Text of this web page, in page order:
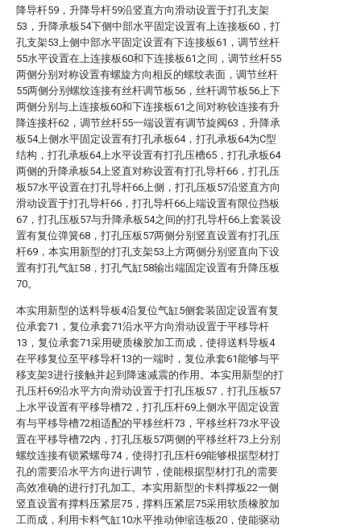
降导杆59，升降导杆59沿竖直方向滑动设置于打孔支架
53，升降承板54下侧中部水平固定设置有上连接板60，打
孔支架53上侧中部水平固定设置有下连接板61，调节丝杆
55水平设置在上连接板60和下连接板61之间，调节丝杆55
两侧分别对称设置有螺旋方向相反的螺纹表面，调节丝杆
55两侧分别螺纹连接有丝杆调节板56，丝杆调节板56上下
两侧分别与上连接板60和下连接板61之间对称铰连接有升
降连接杆62，调节丝杆55一端设置有调节旋阀63，升降承
板54上侧水平固定设置有打孔承板64，打孔承板64为C型
结构，打孔承板64上水平设置有打孔压槽65，打孔承板64
两侧的升降承板54上竖直对称设置有打孔导杆66，打孔压
板57水平设置在打孔导杆66上侧，打孔压板57沿竖直方向
滑动设置于打孔导杆66，打孔导杆66上端设置有限位挡板
67，打孔压板57与升降承板54之间的打孔导杆66上套装设
置有复位弹簧68，打孔压板57两侧分别竖直设置有打孔压
杆69，本实用新型的打孔支架53上方两侧分别竖直向下设
置有打孔气缸58，打孔气缸58输出端固定设置有升降压板
70。
本实用新型的送料导板4沿复位气缸5侧套装固定设置有复
位承套71，复位承套71沿水平方向滑动设置于平移导杆
13，复位承套71采用硬质橡胶加工而成，使得送料导板4
在平移复位至平移导杆13的一端时，复位承套61能够与平
移支架3进行接触并起到降速减震的作用。本实用新型的打
孔压杆69沿水平方向滑动设置于打孔压板57，打孔压板57
上水平设置有平移导槽72，打孔压杆69上侧水平固定设置
有与平移导槽72相适配的平移丝杆73，平移丝杆73水平设
置在平移导槽72内，打孔压板57两侧的平移丝杆73上分别
螺纹连接有锁紧螺母74，使得打孔压杆69能够根据型材打
孔的需要沿水平方向进行调节，使能根据型材打孔的需要
高效准确的进行打孔加工。本实用新型的卡料撑板22一侧
竖直设置有撑料压紧层75，撑料压紧层75采用软质橡胶加
工而成，利用卡料气缸10水平推动伸缩连板20，使能驱动